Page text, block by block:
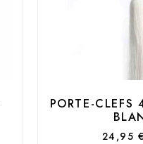
PORTE-CLEFS
24,95€